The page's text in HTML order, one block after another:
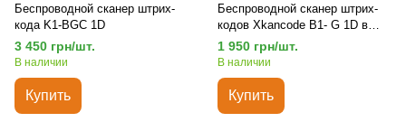
Беспроводной сканер штрих-
кода K1-BGC 1D
3 450 грн/шт.
В наличии
Купить
Беспроводной сканер штрих-
кодов Xkancode B1- G 1D в
комплекте с подставкой
1 950 грн/шт.
В наличии
Купить